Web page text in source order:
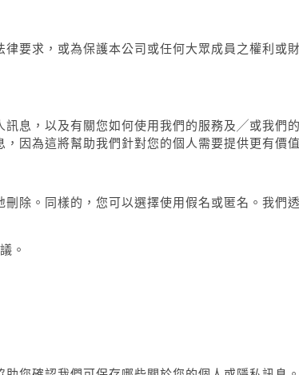
要求，或為保護本公司或任何大眾成員之權利或
息，以及有關您如何使用我們的服務及╱或我們
因為這將幫助我們針對您的個人需要提供更有價
除。同樣的，您可以選擇使用假名或匿名。我們
。